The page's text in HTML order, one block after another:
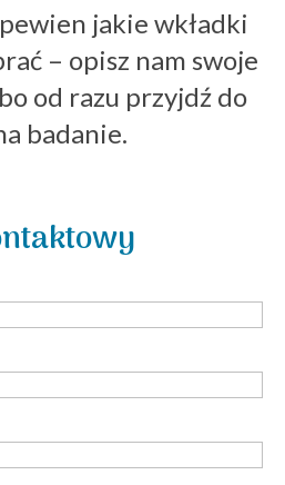
jakie wkładki
– opisz nam swoje
od razu przyjdź do
badanie.